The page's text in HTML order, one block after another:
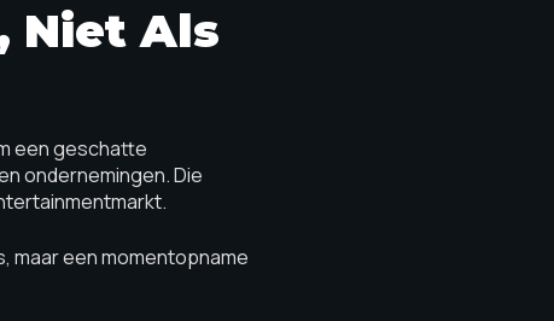
Niet Als
een geschatte
ondernemingen. Die
maar een momentopname